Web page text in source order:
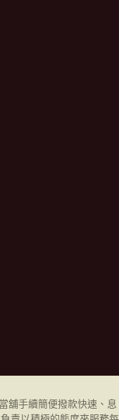
舖手續簡便撥款快速、息